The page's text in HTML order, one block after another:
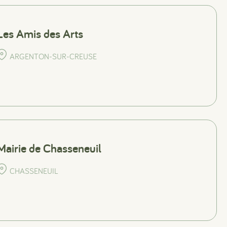
Amis des Arts
ARGENTON-SUR-CREUSE
de Chasseneuil
CHASSENEUIL